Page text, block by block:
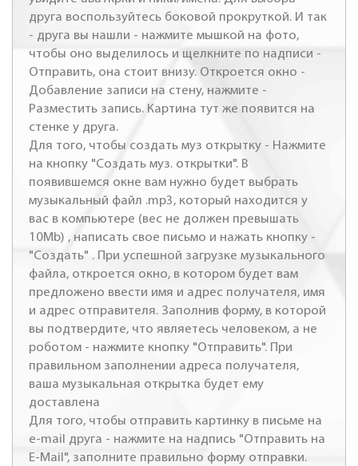
друга воспользуйтесь боковой прокруткой. И так
- друга вы нашли - нажмите мышкой на фото,
чтобы оно выделилось и щелкните по надписи -
Отправить, она стоит внизу. Откроется окно -
Добавление записи на стену, нажмите -
Разместить запись. Картина тут же появится на
стенке у друга.
Для того, чтобы создать муз открытку - Нажмите
на кнопку "Создать муз. открытки". В
появившемся окне вам нужно будет выбрать
музыкальный файл .mp3, который находится у
вас в компьютере (вес не должен превышать
10Mb) , написать свое письмо и нажать кнопку -
"Создать" . При успешной загрузке музыкального
файла, откроется окно, в котором будет вам
предложено ввести имя и адрес получателя, имя
и адрес отправителя. Заполнив форму, в которой
вы подтвердите, что являетесь человеком, а не
роботом - нажмите кнопку "Отправить". При
правильном заполнении адреса получателя,
ваша музыкальная открытка будет ему
доставлена
Для того, чтобы отправить картинку в письме на
e-mail друга - нажмите на надпись "Отправить на
E-Mail", заполните правильно форму отправки.